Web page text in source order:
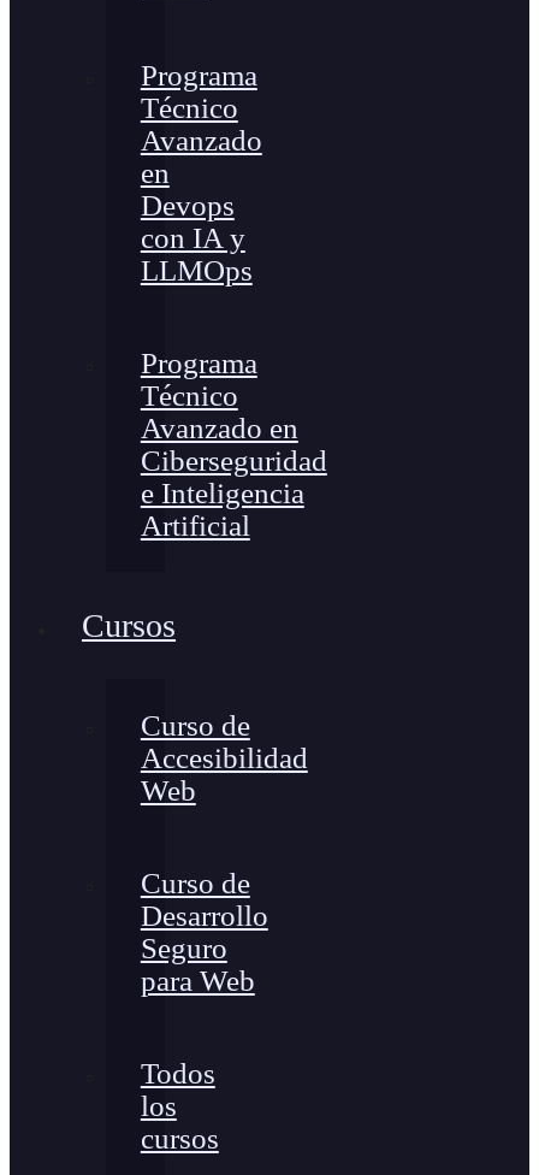
Programa
Técnico
Avanzado
en
Devops
con IA y
LLMOps
Programa
Técnico
Avanzado en
Ciberseguridad
e Inteligencia
Artificial
Cursos
Curso de
Accesibilidad
Web
Curso de
Desarrollo
Seguro
para Web
Todos
los
cursos